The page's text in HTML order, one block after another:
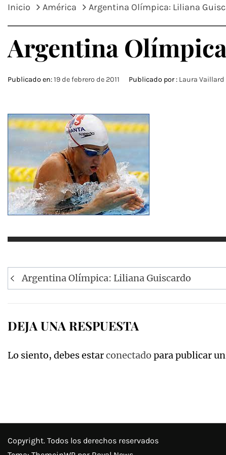
Inicio América Argentina Olímpica: Liliana
Argentina
Publicado en:19 de febrero de 2011 Publicado por : Laura Vaillard
Navegación
de
Argentina Olímpica: Liliana Guiscardo
DEJA UNA RESPUESTA
Lo siento, debes estarconectado para publicar
Copyright. Todos los derechos reservados